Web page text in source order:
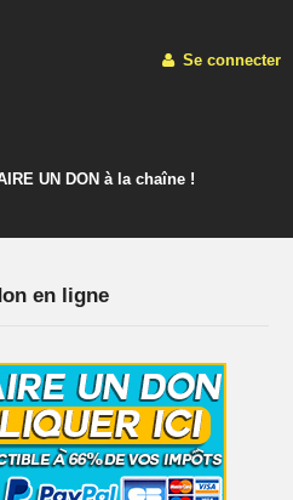
Se connecter
UN DON à la chaîne !
en ligne